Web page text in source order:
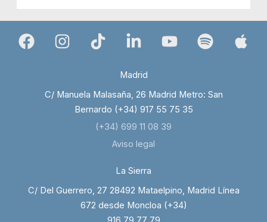
Madrid
C/ Manuela Malasaña, 26 Madrid Metro: San
Bernardo (+34) 917 55 75 35
(+34) 699 11 08 39
Aviso legal
La Sierra
C/ Del Guerrero, 27 28492 Mataelpino, Madrid Línea
672 desde Moncloa (+34)